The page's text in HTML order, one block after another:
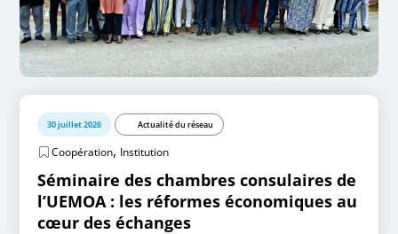
30 juillet 2026 Actualité du réseau
Coopération, Institution
Séminaire des chambres consulaires de
l’UEMOA : les réformes économiques au
cœur des échanges